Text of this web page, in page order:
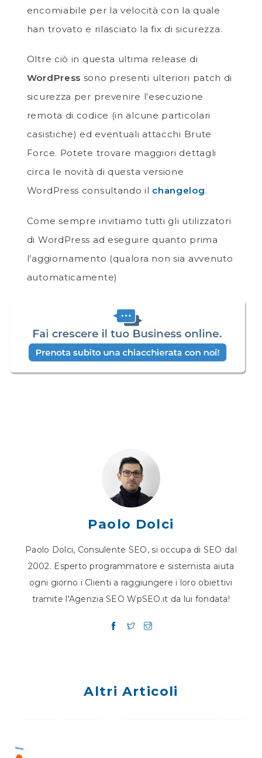
encomiabile per la velocità con la quale
han trovato e rilasciato la fix di sicurezza.
Oltre ciò in questa ultima release di
WordPress sono presenti ulteriori patch di
sicurezza per prevenire l’esecuzione
remota di codice (in alcune particolari
casistiche) ed eventuali attacchi Brute
Force. Potete trovare maggiori dettagli
circa le novità di questa versione
WordPress consultando il changelog.
Come sempre invitiamo tutti gli utilizzatori
di WordPress ad eseguire quanto prima
l’aggiornamento (qualora non sia avvenuto
automaticamente)
Paolo Dolci
Paolo Dolci, Consulente SEO, si occupa di SEO dal
2002. Esperto programmatore e sistemista aiuta
ogni giorno i Clienti a raggiungere i loro obiettivi
tramite l'Agenzia SEO WpSEO.it da lui fondata!
Altri Articoli